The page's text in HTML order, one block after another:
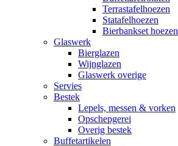
Terrastafelhoezen
Statafelhoezen
Bierbankset hoezen
Glaswerk
Bierglazen
Wijnglazen
Glaswerk overige
Servies
Bestek
Lepels, messen & vorken
Opschepgerei
Overig bestek
Buffetartikelen